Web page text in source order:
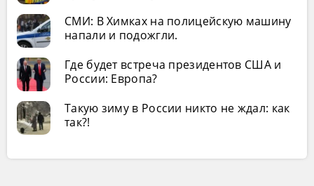
СМИ: В Химках на полицейскую машину
напали и подожгли.
Где будет встреча президентов США и
России: Европа?
Такую зиму в России никто не ждал: как
так?!